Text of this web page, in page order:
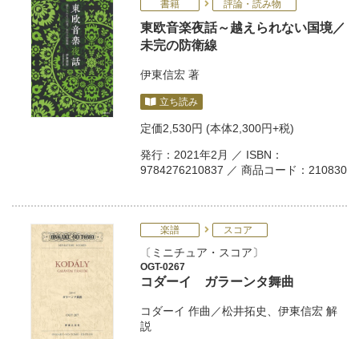
書籍 評論・読み物
東欧音楽夜話～越えられない国境／
未完の防衛線
伊東信宏 著
立ち読み
定価2,530円 (本体2,300円+税)
発行：2021年2月 ／ ISBN：
9784276210837 ／ 商品コード：210830
楽譜 スコア
ミニチュア・スコア
OGT-0267
コダーイ ガラーンタ舞曲
コダーイ 作曲／松井拓史 伊東信宏 解
説